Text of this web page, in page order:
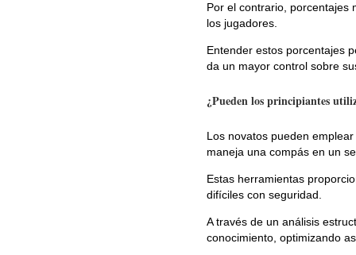
Por el contrario, porcentajes
los jugadores.
Entender estos porcentajes
da un mayor control sobre
¿Pueden los principiantes
Los novatos pueden
maneja una compás en un
Estas herramientas
difíciles con seguridad.
A través de un análisis
conocimiento, optimizando